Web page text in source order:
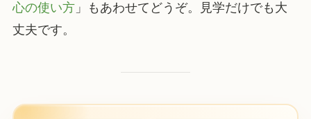
心の使い方」もあわせてどうぞ。見学だけでも大
丈夫です。